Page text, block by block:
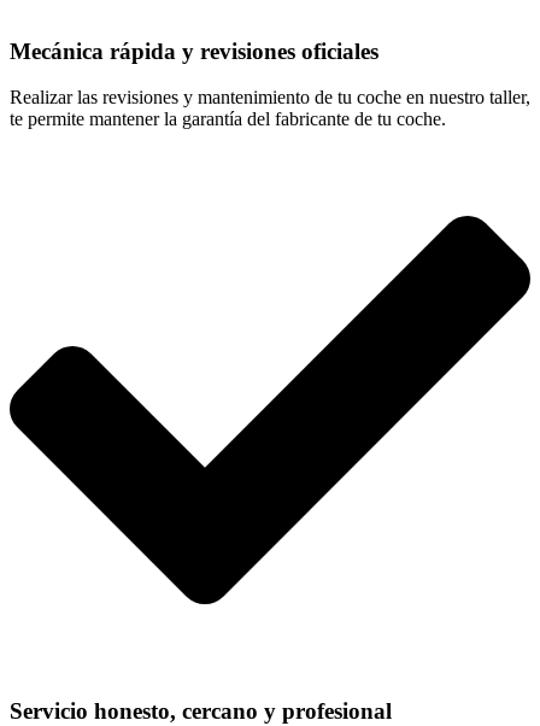
Mecánica rápida y revisiones oficiales
Realizar las revisiones y mantenimiento de tu coche en nuestro taller,
te permite mantener la garantía del fabricante de tu coche.
Servicio honesto, cercano y profesional